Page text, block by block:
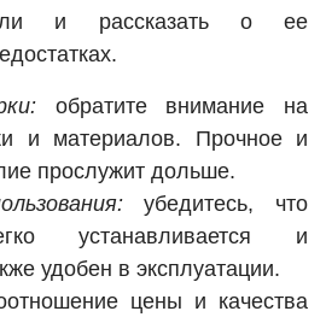
и рассказать о ее
обратите внимание на
и материалов. Прочное и
прослужит дольше.
убедитесь, что
устанавливается и
удобен в эксплуатации.
цены и качества